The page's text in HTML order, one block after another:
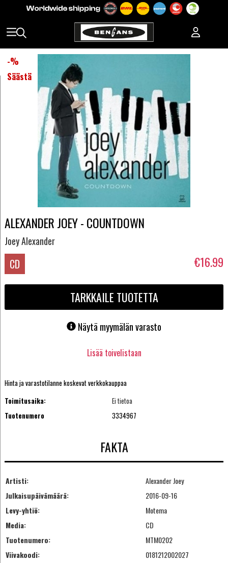
-%
Säästä
ALEXANDER JOEY - COUNTDOWN
Joey Alexander
CD €16.99
TARKKAILE TUOTETTA
Näytä myymälän varasto
Lisää toivelistaan
Hinta ja varastotilanne koskevat verkkokauppaa
Toimitusaika:
Ei tietoa
Tuotenumero
3334967
FAKTA
Artisti:
Alexander Joey
Julkaisupäivämäärä:
2016-09-16
Levy-yhtiö:
Motema
Media:
CD
Tuotenumero:
MTM0202
Viivakoodi:
0181212002027